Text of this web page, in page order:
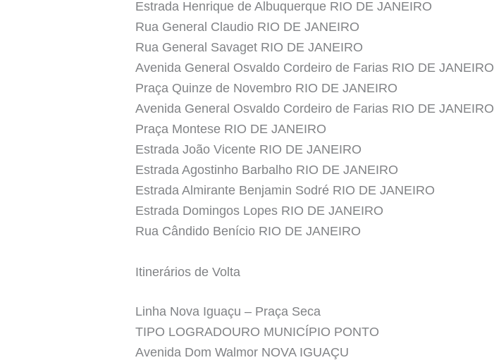
Estrada Henrique de Albuquerque RIO DE JANEIRO
Rua General Claudio RIO DE JANEIRO
Rua General Savaget RIO DE JANEIRO
Avenida General Osvaldo Cordeiro de Farias RIO DE JANEIRO
Praça Quinze de Novembro RIO DE JANEIRO
Avenida General Osvaldo Cordeiro de Farias RIO DE JANEIRO
Praça Montese RIO DE JANEIRO
Estrada João Vicente RIO DE JANEIRO
Estrada Agostinho Barbalho RIO DE JANEIRO
Estrada Almirante Benjamin Sodré RIO DE JANEIRO
Estrada Domingos Lopes RIO DE JANEIRO
Rua Cândido Benício RIO DE JANEIRO
Itinerários de Volta
Linha Nova Iguaçu – Praça Seca
TIPO LOGRADOURO MUNICÍPIO PONTO
Avenida Dom Walmor NOVA IGUAÇU